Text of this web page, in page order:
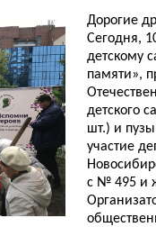
Дорогие
Сегодня,
детскому
памяти»,
детского
шт.) и
участие
с № 495 и